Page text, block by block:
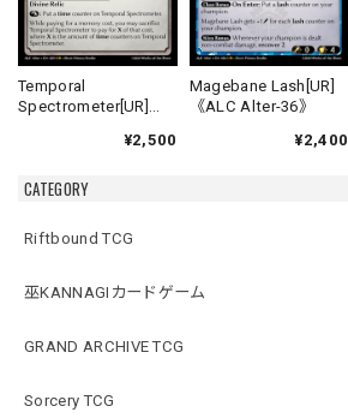
CATEGORY
Riftbound TCG
巫KANNAGIカードゲーム
GRAND ARCHIVE TCG
Sorcery TCG
Temporal
Spectrometer[UR]
¥2,500
Magebane Lash[UR]
《ALC Alter-36》
¥2,400